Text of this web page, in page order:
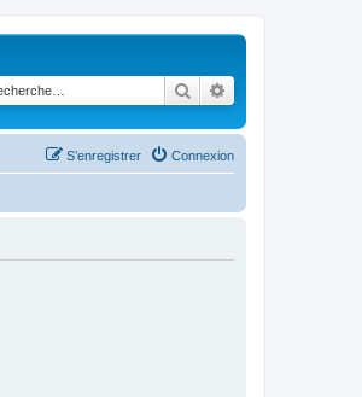
Rechercher
Connexion
S’enregistrer